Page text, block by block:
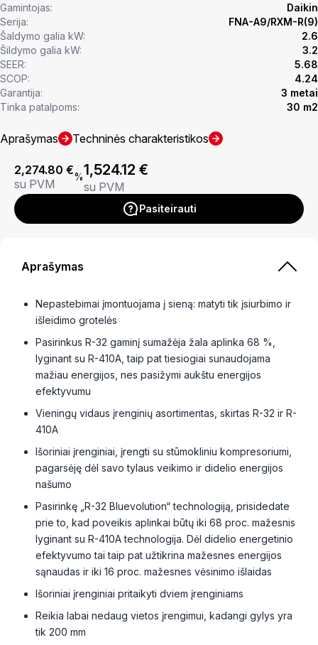
Gamintojas:
Daikin
Serija:
FNA-A9/RXM-R(9)
Šaldymo galia kW:
2.6
Šildymo galia kW:
3.2
SEER:
5.68
SCOP:
4.24
Garantija:
3 metai
Tinka patalpoms:
30 m2
Aprašymas Techninės charakteristikos
2,274.80 €
su PVM
%1,524.12 €
su PVM
Pasiteirauti
Aprašymas
Nepastebimai įmontuojama į sieną: matyti tik įsiurbimo ir
išleidimo grotelės
Pasirinkus R-32 gaminį sumažėja žala aplinka 68 %,
lyginant su R-410A, taip pat tiesiogiai sunaudojama
mažiau energijos, nes pasižymi aukštu energijos
efektyvumu
Vieningų vidaus įrenginių asortimentas, skirtas R-32 ir R-
410A
Išoriniai įrenginiai, įrengti su stūmokliniu kompresoriumi,
pagarsėję dėl savo tylaus veikimo ir didelio energijos
našumo
Pasirinkę „R-32 Bluevolution“ technologiją, prisidedate
prie to, kad poveikis aplinkai būtų iki 68 proc. mažesnis
lyginant su R-410A technologija. Dėl didelio energetinio
efektyvumo tai taip pat užtikrina mažesnes energijos
sąnaudas ir iki 16 proc. mažesnes vėsinimo išlaidas
Išoriniai įrenginiai pritaikyti dviem įrenginiams
Reikia labai nedaug vietos įrengimui, kadangi gylys yra
tik 200 mm